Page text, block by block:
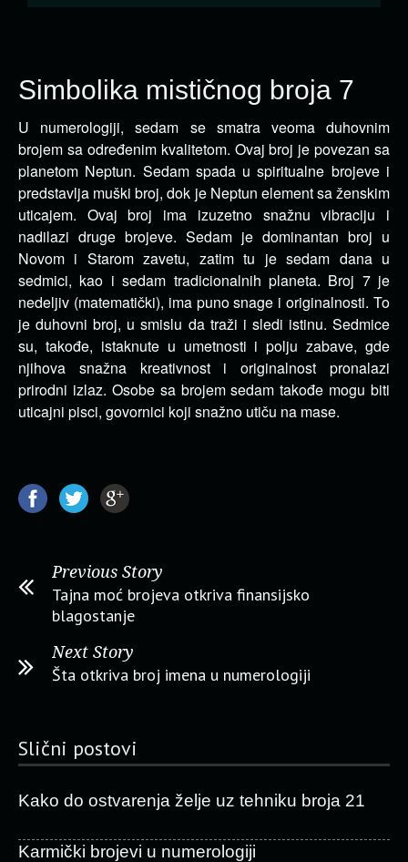
Simbolika mističnog broja 7
U numerologiji, sedam se smatra veoma duhovnim
brojem sa određenim kvalitetom. Ovaj broj je povezan sa
planetom Neptun. Sedam spada u spiritualne brojeve i
predstavlja muški broj, dok je Neptun element sa ženskim
uticajem. Ovaj broj ima izuzetno snažnu vibraciju i
nadilazi druge brojeve. Sedam je dominantan broj u
Novom i Starom zavetu, zatim tu je sedam dana u
sedmici, kao i sedam tradicionalnih planeta. Broj 7 je
nedeljiv (matematički), ima puno snage i originalnosti. To
je duhovni broj, u smislu da traži i sledi istinu. Sedmice
su, takođe, istaknute u umetnosti i polju zabave, gde
njihova snažna kreativnost i originalnost pronalazi
prirodni izlaz. Osobe sa brojem sedam takođe mogu biti
uticajni pisci, govornici koji snažno utiču na mase.
Previous Story
Tajna moć brojeva otkriva finansijsko
blagostanje
Next Story
Šta otkriva broj imena u numerologiji
Slični postovi
Kako do ostvarenja želje uz tehniku broja 21
Karmički brojevi u numerologiji